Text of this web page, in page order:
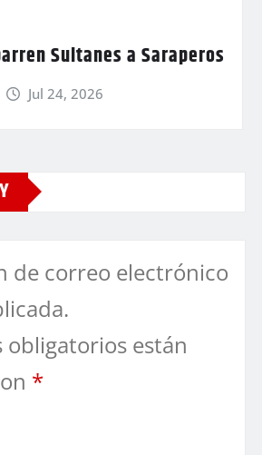
Sultanes a Saraperos
Jul 24, 2026
de correo electrónico
obligatorios están
*